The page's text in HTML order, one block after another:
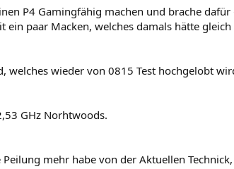
P4 Gamingfähig machen und brache dafür
ein paar Macken, welches damals hätte
welches wieder von 0815 Test hochgelobt
GHz Norhtwoods.
mehr habe von der Aktuellen